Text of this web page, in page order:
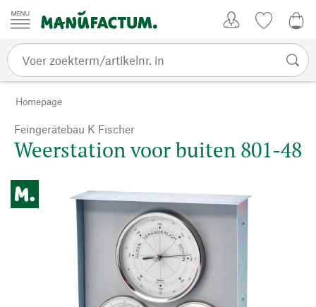
Passer au contenu
Homepage
Feingerätebau K Fischer
Weerstation voor buiten 801-48